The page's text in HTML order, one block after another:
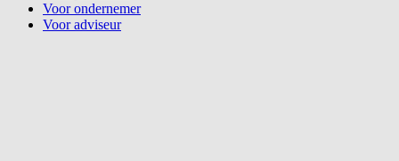
Voor ondernemer
Voor adviseur